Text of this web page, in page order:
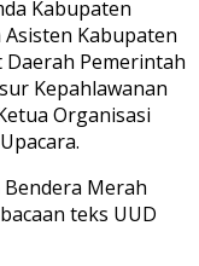
Kabupaten
Kabupaten
Pemerintah
Kepahlawanan
Organisasi
Merah
teks UUD